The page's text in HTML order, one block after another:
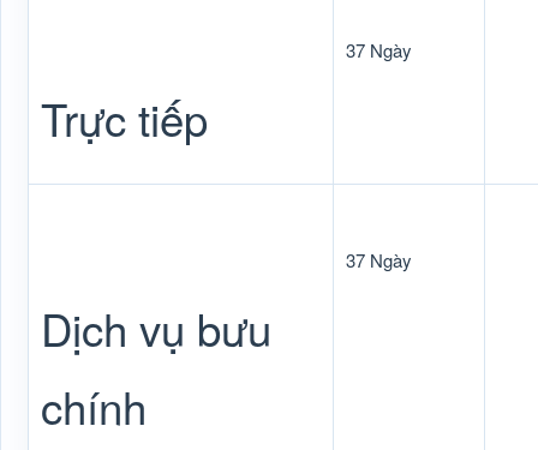
Trực tiếp
37 Ngày
Dịch vụ bưu
chính
37 Ngày